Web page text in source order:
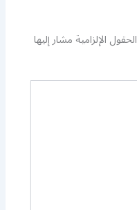
الحقول الإلزامية مشار إليها